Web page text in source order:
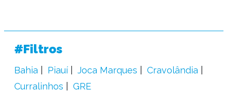
#Filtros
Bahia Piauí Joca Marques
Cravolândia
Curralinhos
GRE